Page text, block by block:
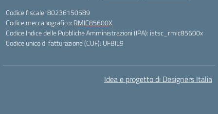
Codice fiscale: 80236150589
Codice meccanografico: RMIC85600X
Codice Indice delle Pubbliche Amministrazioni (IPA): istsc_rmic85600x
Codice unico di fatturazione (CUF): UFBIL9
Idea e progetto di Designers Italia